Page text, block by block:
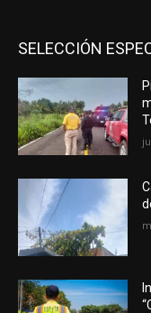
SELECCIÓN